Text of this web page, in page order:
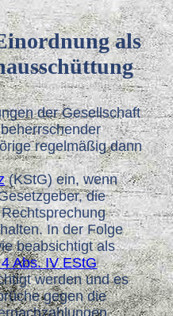
als
der Gesellschaft
regelmäßig dann
(KStG) ein, wenn
die
In der Folge
beabsichtigt als
Abs. IV EStG
werden und es
gegen die